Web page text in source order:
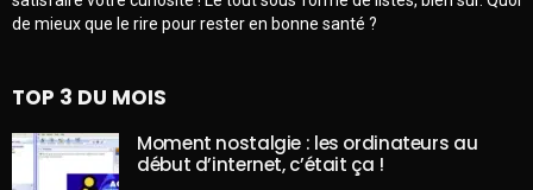
de mieux que le rire pour rester en bonne santé ?
TOP 3 DU MOIS
Moment nostalgie : les ordinateurs au
début d’internet, c’était ça !